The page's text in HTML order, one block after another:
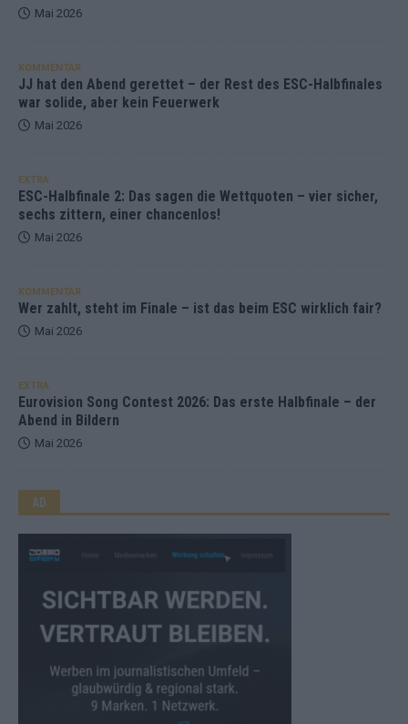
Mai 2026
KOMMENTAR
JJ hat den Abend gerettet – der Rest des ESC-Halbfinales
war solide, aber kein Feuerwerk
Mai 2026
EXTRA
ESC-Halbfinale 2: Das sagen die Wettquoten – vier sicher,
sechs zittern, einer chancenlos!
Mai 2026
KOMMENTAR
Wer zahlt, steht im Finale – ist das beim ESC wirklich fair?
Mai 2026
EXTRA
Eurovision Song Contest 2026: Das erste Halbfinale – der
Abend in Bildern
Mai 2026
AD